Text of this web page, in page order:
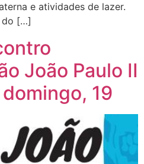
e atividades de lazer.
do […]
João Paulo II
19